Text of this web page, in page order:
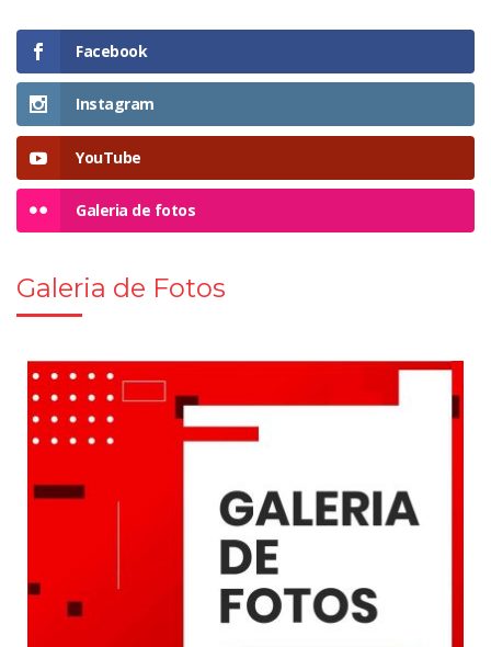
Facebook
Instagram
YouTube
Galeria de fotos
Galeria de Fotos